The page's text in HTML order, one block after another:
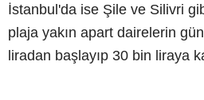
İstanbul'da ise Şile ve Silivri
plaja yakın apart dairelerin
liradan başlayıp 30 bin liraya